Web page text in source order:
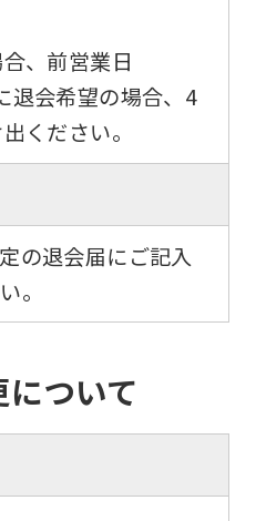
、前営業日
退会希望の場合、4
ください。
の退会届にご記入
。
ついて
translation
service,
the
of
this
website
be
translated
so